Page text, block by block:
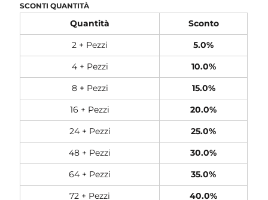
SCONTI QUANTITÀ
Quantità
Sconto
2 + Pezzi
5.0%
4 + Pezzi
10.0%
8 + Pezzi
15.0%
16 + Pezzi
20.0%
24 + Pezzi
25.0%
48 + Pezzi
30.0%
64 + Pezzi
35.0%
72 + Pezzi
40.0%